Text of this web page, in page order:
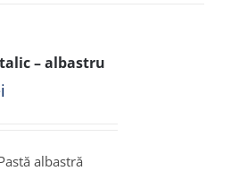
– albastru
albastră